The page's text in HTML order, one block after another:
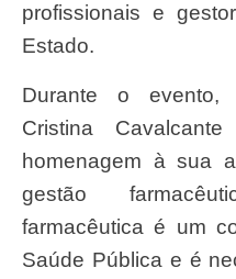
profissionais e
Estado.
Durante o evento, a farmacêutica Isabel
Cristina
homenagem à sua
gestão
farmacêutica é um
Saúde Pública e é